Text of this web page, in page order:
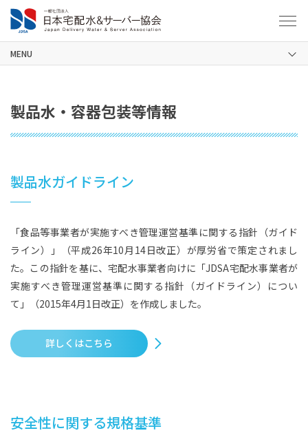
製品水・容器包装等情報
製品水ガイドライン
「食品等事業者が実施すべき管理運営基準に関する指針（ガイド
ライン）」（平成26年10月14日改正）が厚労省で策定されまし
た。この指針を基に、宅配水事業者向けに「JDSA宅配水事業者が
実施すべき管理運営基準に関する指針（ガイドライン）につい
て」（2015年4月1日改正）を作成しました。
詳しくはこちら
安全性に関する規格基準
MENU